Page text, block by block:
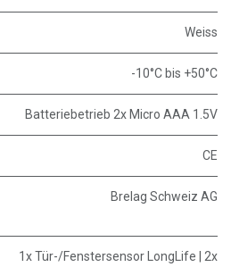
Weiss
-10°C bis +50°C
Batteriebetrieb 2x Micro AAA 1.5V
CE
Brelag Schweiz AG
1x Tür-/Fenstersensor LongLife | 2x